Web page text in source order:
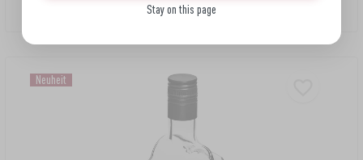
Neuheit
Stay on this page